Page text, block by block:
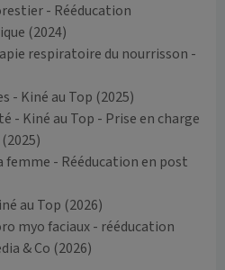
- Rééducation
(2024)
respiratoire du nourrisson -
- Kiné au Top (2025)
- Kiné au Top - Prise en charge
(2025)
femme - Rééducation en post
au Top (2026)
myo faciaux - rééducation
& Co (2026)